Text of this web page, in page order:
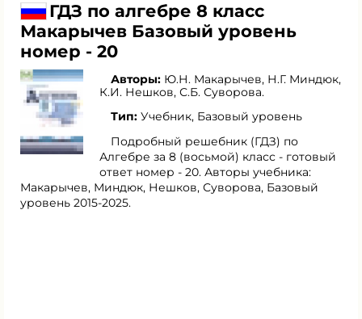
ГДЗ по алгебре 8 класс
Макарычев Базовый уровень
номер - 20
Авторы: Ю.Н. Макарычев, Н.Г. Миндюк,
К.И. Нешков, С.Б. Суворова.
Тип: Учебник, Базовый уровень
Подробный решебник (ГДЗ) по
Алгебре за 8 (восьмой) класс - готовый
ответ номер - 20. Авторы учебника:
Макарычев, Миндюк, Нешков, Суворова, Базовый
уровень 2015-2025.